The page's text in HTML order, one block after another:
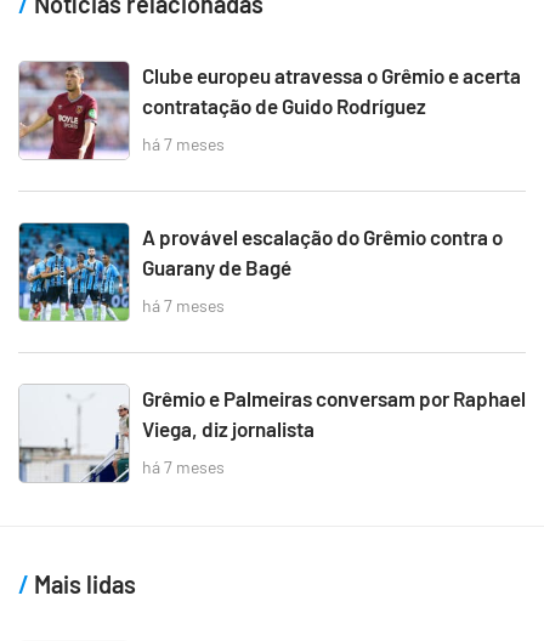
Clube europeu atravessa o Grêmio e acerta
contratação de Guido Rodríguez
há 7 meses
A provável escalação do Grêmio contra o
Guarany de Bagé
há 7 meses
Grêmio e Palmeiras conversam por Raphael
Viega, diz jornalista
há 7 meses
Mais lidas